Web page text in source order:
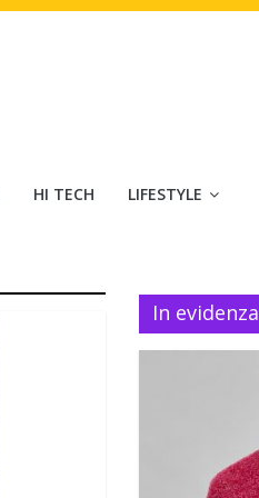
HI TECH LIFESTYLE
In evidenza